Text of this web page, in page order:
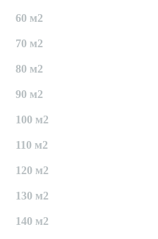
60 м2
70 м2
80 м2
90 м2
100 м2
110 м2
120 м2
130 м2
140 м2